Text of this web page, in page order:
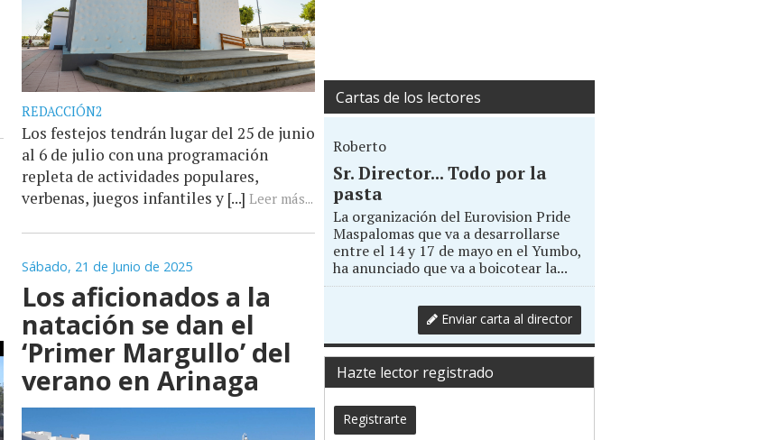
REDACCIÓN2
Los festejos tendrán lugar del 25 de junio
al 6 de julio con una programación
repleta de actividades populares,
verbenas, juegos infantiles y [...] Leer más...
Sábado, 21 de Junio de 2025
Los aficionados a la
natación se dan el
‘Primer Margullo’ del
verano en Arinaga
Cartas de los lectores
Roberto
Sr. Director... Todo por la
pasta
La organización del Eurovision Pride
Maspalomas que va a desarrollarse
entre el 14 y 17 de mayo en el Yumbo,
ha anunciado que va a boicotear la...
Enviar carta al director
Hazte lector registrado
Registrarte